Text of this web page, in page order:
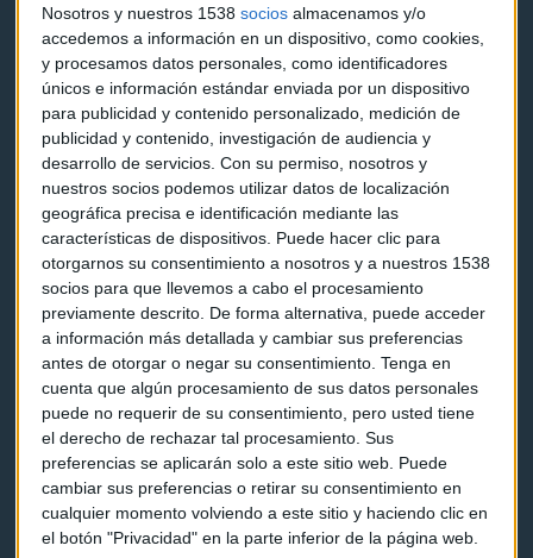
Nosotros y nuestros 1538 socios almacenamos y/o
accedemos a información en un dispositivo, como cookies,
y procesamos datos personales, como identificadores
únicos e información estándar enviada por un dispositivo
para publicidad y contenido personalizado, medición de
publicidad y contenido, investigación de audiencia y
desarrollo de servicios. Con su permiso, nosotros y
nuestros socios podemos utilizar datos de localización
geográfica precisa e identificación mediante las
características de dispositivos. Puede hacer clic para
otorgarnos su consentimiento a nosotros y a nuestros 1538
socios para que llevemos a cabo el procesamiento
previamente descrito. De forma alternativa, puede acceder
a información más detallada y cambiar sus preferencias
antes de otorgar o negar su consentimiento. Tenga en
cuenta que algún procesamiento de sus datos personales
puede no requerir de su consentimiento, pero usted tiene
el derecho de rechazar tal procesamiento. Sus
preferencias se aplicarán solo a este sitio web. Puede
cambiar sus preferencias o retirar su consentimiento en
cualquier momento volviendo a este sitio y haciendo clic en
el botón "Privacidad" en la parte inferior de la página web.
Contacto & Legal
Contacto
Cómo escucharnos
Política de privacidad
Aviso legal
Descarga nuestras apps